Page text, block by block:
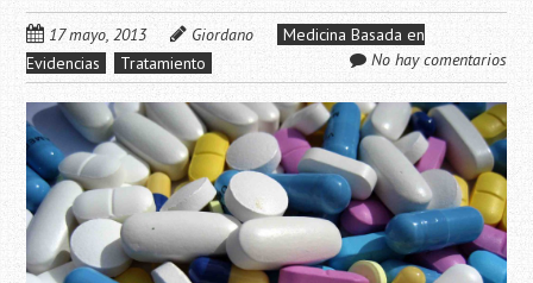
17 mayo, 2013 Giordano
Medicina Basada en
Evidencias
Tratamiento No hay comentarios